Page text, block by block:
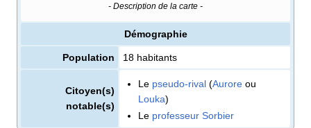
- Description de la carte -
Démographie
Population 18 habitants
Citoyen(s)
notable(s)
Le pseudo-rival (Aurore ou
Louka)
Le professeur Sorbier